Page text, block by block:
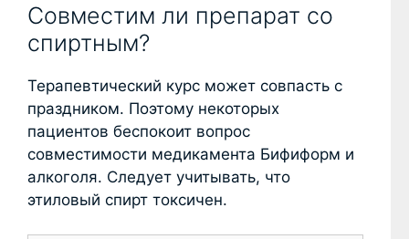
Совместим ли препарат со
спиртным?
Терапевтический курс может совпасть с
праздником. Поэтому некоторых
пациентов беспокоит вопрос
совместимости медикамента Бифиформ и
алкоголя. Следует учитывать, что
этиловый спирт токсичен.